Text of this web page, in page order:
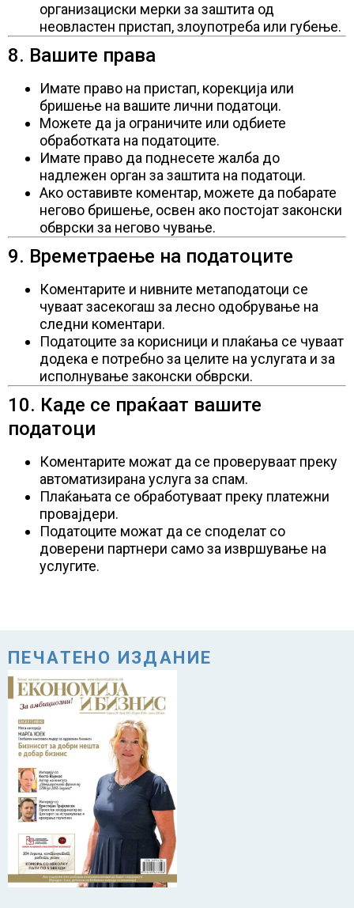
организациски мерки за заштита од
неовластен пристап, злоупотреба или губење.
8. Вашите права
Имате право на пристап, корекција или
бришење на вашите лични податоци.
Можете да ја ограничите или одбиете
обработката на податоците.
Имате право да поднесете жалба до
надлежен орган за заштита на податоци.
Ако оставивте коментар, можете да побарате
негово бришење, освен ако постојат законски
обврски за негово чување.
9. Времетраење на податоците
Коментарите и нивните метаподатоци се
чуваат засекогаш за лесно одобрување на
следни коментари.
Податоците за корисници и плаќања се чуваат
додека е потребно за целите на услугата и за
исполнување законски обврски.
10. Каде се праќаат вашите
податоци
Коментарите можат да се проверуваат преку
автоматизирана услуга за спам.
Плаќањата се обработуваат преку платежни
провајдери.
Податоците можат да се споделат со
доверени партнери само за извршување на
услугите.
ПЕЧАТЕНО ИЗДАНИЕ